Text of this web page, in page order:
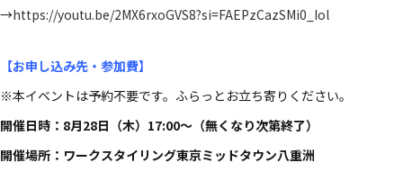
→https://youtu.be/2MX6rxoGVS8?si=FAEPzCazSMi0_Iol
【お申し込み先・参加費】
※本イベントは予約不要です。ふらっとお立ち寄りください。
開催日時：8月28日（木）17:00〜（無くなり次第終了）
開催場所：ワークスタイリング東京ミッドタウン八重洲